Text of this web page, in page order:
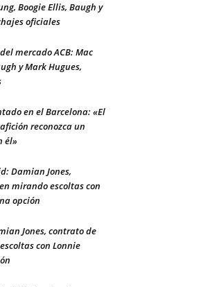
Boogie Ellis, Baugh y
oficiales
mercado ACB: Mac
y Mark Hugues,
en el Barcelona: «El
reconozca un
él»
Damian Jones,
mirando escoltas con
opción
Jones, contrato de
con Lonnie